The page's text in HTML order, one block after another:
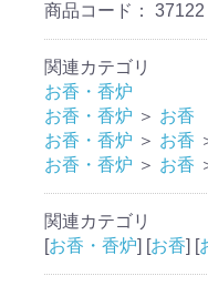
商品コード： 37122
関連カテゴリ
お香・香炉
お香・香炉 ＞ お香
お香・香炉 ＞ お香
お香・香炉 ＞ お香
関連カテゴリ
[お香・香炉] [お香] [